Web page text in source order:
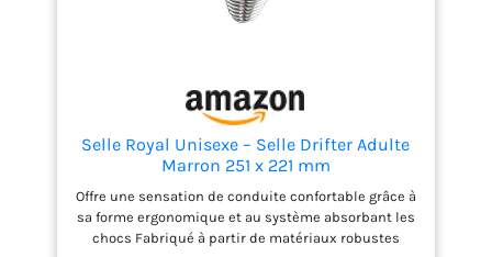
Selle Royal Unisexe – Selle Drifter Adulte
Marron 251 x 221 mm
Offre une sensation de conduite confortable grâce à
sa forme ergonomique et au système absorbant les
chocs Fabriqué à partir de matériaux robustes